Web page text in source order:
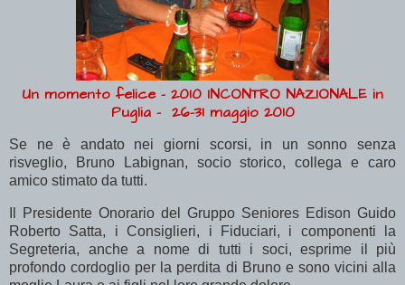
Un momento felice - 2010 INCONTRO NAZIONALE in
Puglia - 26-31 maggio 2010
Se ne è andato nei giorni scorsi, in un sonno senza
risveglio, Bruno Labignan, socio storico, collega e caro
amico stimato da tutti.
Il Presidente Onorario del Gruppo Seniores Edison Guido
Roberto Satta, i Consiglieri, i Fiduciari, i componenti la
Segreteria, anche a nome di tutti i soci, esprime il più
profondo cordoglio per la perdita di Bruno e sono vicini alla